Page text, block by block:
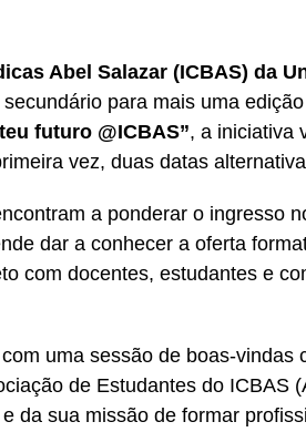
Abel Salazar (ICBAS) da
para mais uma
futuro @ICBAS”, a iniciativa
vez, duas datas
a ponderar o ingresso
dar a conhecer a oferta
com docentes, estudantes e
uma sessão de boas-vindas
de Estudantes do ICBAS
da sua missão de formar